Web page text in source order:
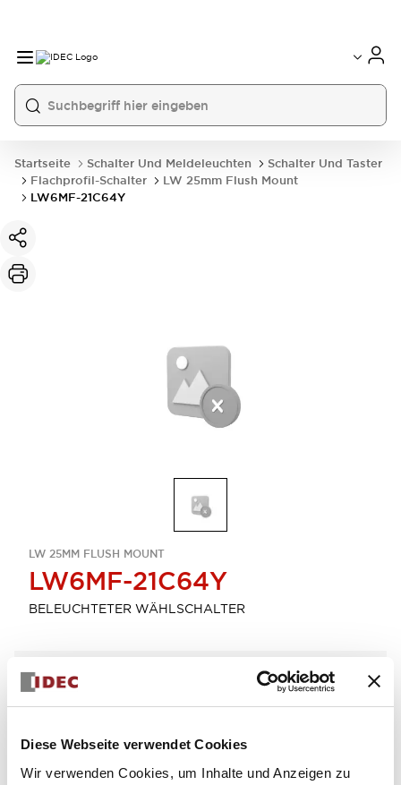
Diese Webseite verwendet Cookies
Wir verwenden Cookies, um Inhalte und Anzeigen zu
Startseite Schalter Und Meldeleuchten
Schalter Und Taster
Flachprofil-Schalter
LW 25mm Flush Mount
LW6MF-21C64Y
LW 25MM FLUSH MOUNT
LW6MF-21C64Y
BELEUCHTETER WÄHLSCHALTER
Menge auswählen
zum Zitat hinzufügen